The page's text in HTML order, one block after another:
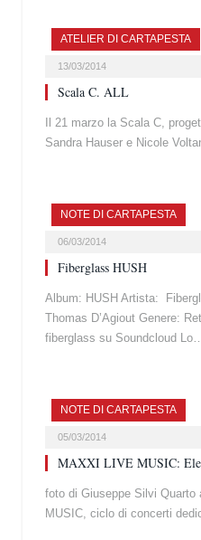
ATELIER DI CARTAPESTA
13/03/2014
Scala C. ALL
Il 21 marzo la Scala C,
Sandra Hauser e Nicole
NOTE DI CARTAPESTA
06/03/2014
Fiberglass HUSH
Album: HUSH Artista:
Thomas D’Agiout Genere:
fiberglass su Soundcloud
NOTE DI CARTAPESTA
05/03/2014
MAXXI LIVE MUSIC:
foto di Giuseppe Silvi
MUSIC, ciclo di concerti